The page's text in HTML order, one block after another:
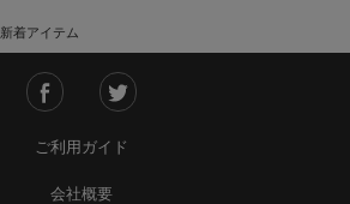
新着アイテム
ご利用ガイド
会社概要